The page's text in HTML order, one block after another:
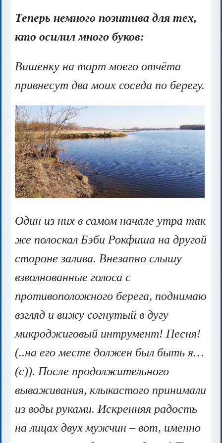
Теперь немного позитива для тех,
кто осилил много буков:
Вишенку на торт моего отчёта
привнесут два моих соседа по берегу.
Один из них в самом начале утра так
же полоскал Бэби Рокфиша на другой
стороне залива. Внезапно слышу
взволнованные голоса с
противоположного берега, поднимаю
взгляд и вижу согнутый в дугу
микроджиговый интрумент! Песня!
(..на его месте должен был быть я…
(с)). После продолжительного
вываживания, клыкастого принимали
из воды руками. Искренняя радость
на лицах двух мужчин – вот, именно